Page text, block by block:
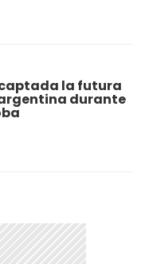
la futura
durante